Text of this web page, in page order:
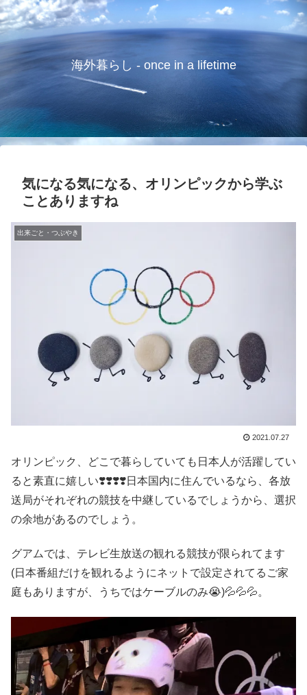
海外暮らし - once in a lifetime
気になる気になる、オリンピックから学ぶ
ことありますね
出来ごと・つぶやき
2021.07.27
オリンピック、どこで暮らしていても日本人が活躍してい
ると素直に嬉しい❣️❣️❣️❣️日本国内に住んでいるなら、各放
送局がそれぞれの競技を中継しているでしょうから、選択
の余地があるのでしょう。
グアムでは、テレビ生放送の観れる競技が限られてます
(日本番組だけを観れるようにネットで設定されてるご家
庭もありますが、うちではケーブルのみ😭)💦💦💦。